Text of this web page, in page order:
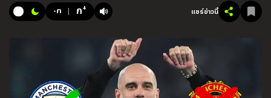
-ก ก+ แชร์ข่าวนี้